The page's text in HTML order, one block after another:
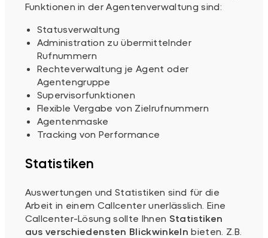
Funktionen in der Agentenverwaltung sind:
Statusverwaltung
Administration zu übermittelnder
Rufnummern
Rechteverwaltung je Agent oder
Agentengruppe
Supervisorfunktionen
Flexible Vergabe von Zielrufnummern
Agentenmaske
Tracking von Performance
Statistiken
Auswertungen und Statistiken sind für die
Arbeit in einem Callcenter unerlässlich. Eine
Callcenter-Lösung sollte Ihnen Statistiken
aus verschiedensten Blickwinkeln bieten. Z.B.